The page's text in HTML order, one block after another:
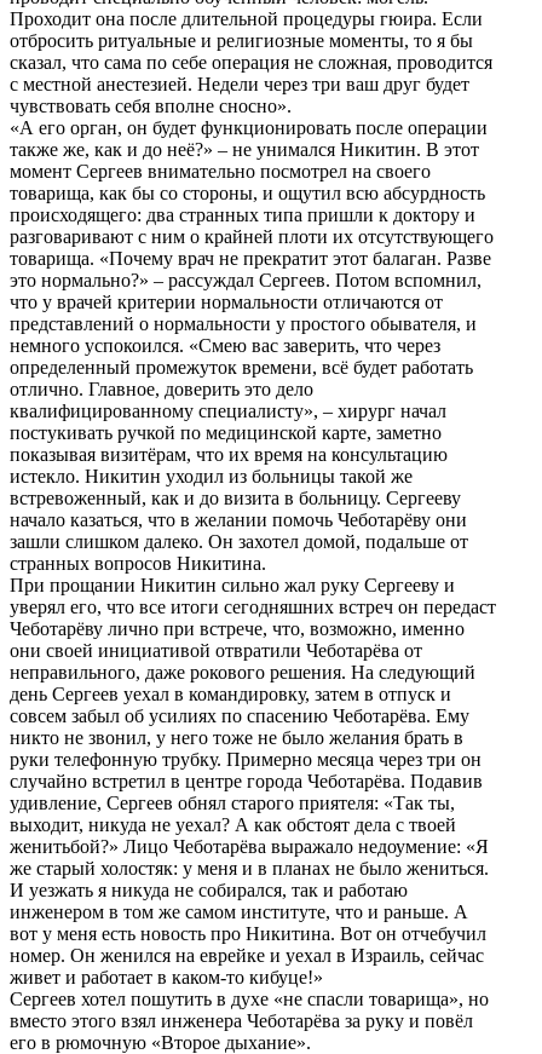
Проходит она после длительной процедуры гюира. Если
отбросить ритуальные и религиозные моменты, то я бы
сказал, что сама по себе операция не сложная, проводится
с местной анестезией. Недели через три ваш друг будет
чувствовать себя вполне сносно».
«А его орган, он будет функционировать после операции
также же, как и до неё?» – не унимался Никитин. В этот
момент Сергеев внимательно посмотрел на своего
товарища, как бы со стороны, и ощутил всю абсурдность
происходящего: два странных типа пришли к доктору и
разговаривают с ним о крайней плоти их отсутствующего
товарища. «Почему врач не прекратит этот балаган. Разве
это нормально?» – рассуждал Сергеев. Потом вспомнил,
что у врачей критерии нормальности отличаются от
представлений о нормальности у простого обывателя, и
немного успокоился. «Смею вас заверить, что через
определенный промежуток времени, всё будет работать
отлично. Главное, доверить это дело
квалифицированному специалисту», – хирург начал
постукивать ручкой по медицинской карте, заметно
показывая визитёрам, что их время на консультацию
истекло. Никитин уходил из больницы такой же
встревоженный, как и до визита в больницу. Сергееву
начало казаться, что в желании помочь Чеботарёву они
зашли слишком далеко. Он захотел домой, подальше от
странных вопросов Никитина.
При прощании Никитин сильно жал руку Сергееву и
уверял его, что все итоги сегодняшних встреч он передаст
Чеботарёву лично при встрече, что, возможно, именно
они своей инициативой отвратили Чеботарёва от
неправильного, даже рокового решения. На следующий
день Сергеев уехал в командировку, затем в отпуск и
совсем забыл об усилиях по спасению Чеботарёва. Ему
никто не звонил, у него тоже не было желания брать в
руки телефонную трубку. Примерно месяца через три он
случайно встретил в центре города Чеботарёва. Подавив
удивление, Сергеев обнял старого приятеля: «Так ты,
выходит, никуда не уехал? А как обстоят дела с твоей
женитьбой?» Лицо Чеботарёва выражало недоумение: «Я
же старый холостяк: у меня и в планах не было жениться.
И уезжать я никуда не собирался, так и работаю
инженером в том же самом институте, что и раньше. А
вот у меня есть новость про Никитина. Вот он отчебучил
номер. Он женился на еврейке и уехал в Израиль, сейчас
живет и работает в каком-то кибуце!»
Сергеев хотел пошутить в духе «не спасли товарища», но
вместо этого взял инженера Чеботарёва за руку и повёл
его в рюмочную «Второе дыхание».